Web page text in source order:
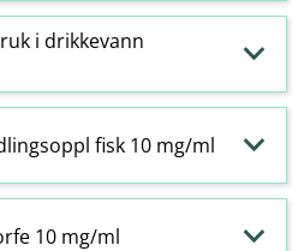
i drikkevann
fisk 10 mg/ml
10 mg/ml